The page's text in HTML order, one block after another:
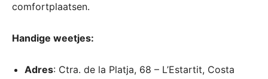
comfortplaatsen.
Handige weetjes:
Adres: Ctra. de la Platja, 68 – L’Estartit, Costa